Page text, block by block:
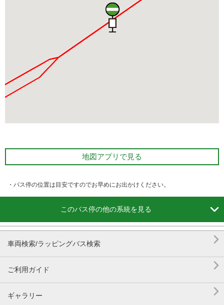
地図アプリで見る
・バス停の位置は目安ですのでお早めにお出かけください。
このバス停の他の系統を見る 
車両検索/ラッピングバス検索 
ご利用ガイド 
ギャラリー 